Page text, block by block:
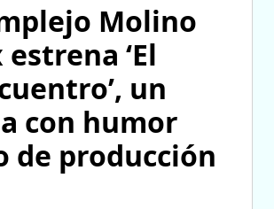
Molino
‘El
un
con humor
de producción